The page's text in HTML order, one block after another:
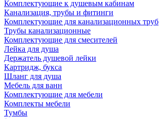
Комплектующие к душевым кабинам
Канализация, трубы и фитинги
Комплектующие для канализационных труб
Трубы канализационные
Комплектующие для смесителей
Лейка для душа
Держатель душевой лейки
Картридж, букса
Шланг для душа
Мебель для ванн
Комплектующие для мебели
Комплекты мебели
Тумбы